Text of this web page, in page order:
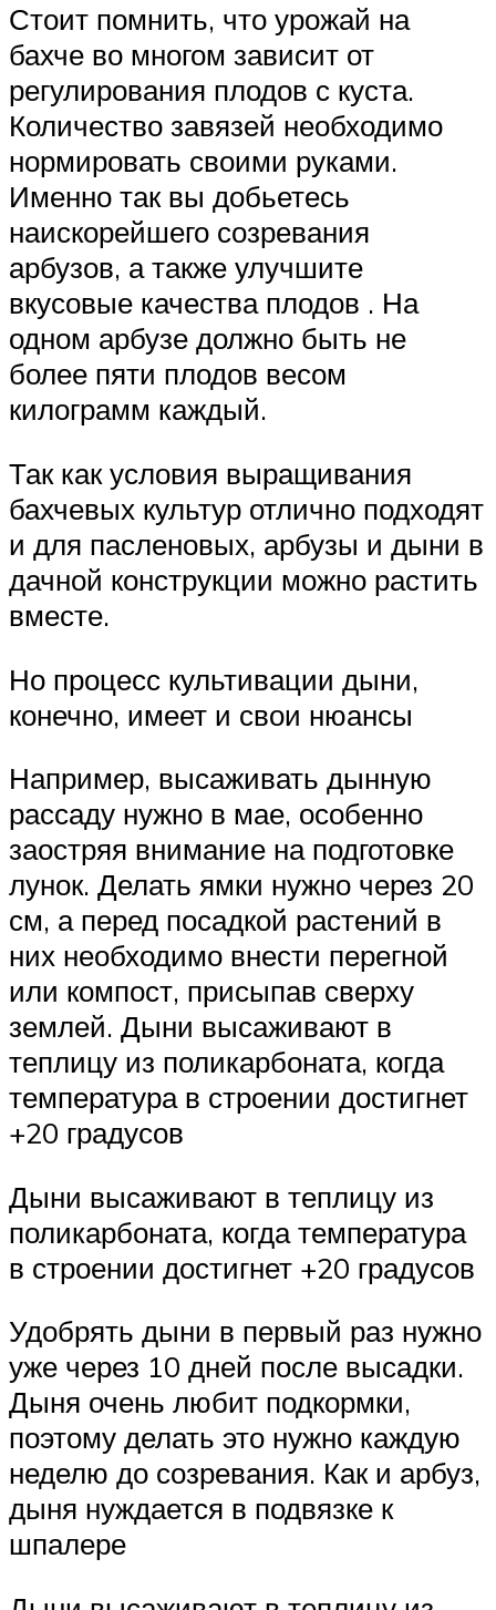
Стоит помнить, что урожай на
бахче во многом зависит от
регулирования плодов с куста.
Количество завязей необходимо
нормировать своими руками.
Именно так вы добьетесь
наискорейшего созревания
арбузов, а также улучшите
вкусовые качества плодов . На
одном арбузе должно быть не
более пяти плодов весом
килограмм каждый.
Так как условия выращивания
бахчевых культур отлично подходят
и для пасленовых, арбузы и дыни в
дачной конструкции можно растить
вместе.
Но процесс культивации дыни,
конечно, имеет и свои нюансы
Например, высаживать дынную
рассаду нужно в мае, особенно
заостряя внимание на подготовке
лунок. Делать ямки нужно через 20
см, а перед посадкой растений в
них необходимо внести перегной
или компост, присыпав сверху
землей. Дыни высаживают в
теплицу из поликарбоната, когда
температура в строении достигнет
+20 градусов
Дыни высаживают в теплицу из
поликарбоната, когда температура
в строении достигнет +20 градусов
Удобрять дыни в первый раз нужно
уже через 10 дней после высадки.
Дыня очень любит подкормки,
поэтому делать это нужно каждую
неделю до созревания. Как и арбуз,
дыня нуждается в подвязке к
шпалере